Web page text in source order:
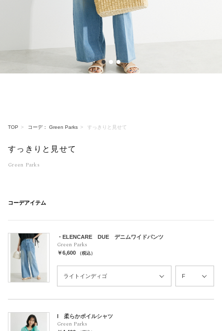
TOP コーデ： Green Parks すっきりと見せて
すっきりと見せて
Green Parks
コーデアイテム
・ELENCARE DUE デニムワイドパンツ
Green Parks
￥6,600 （税込）
I 柔らかボイルシャツ
Green Parks
1 2 3